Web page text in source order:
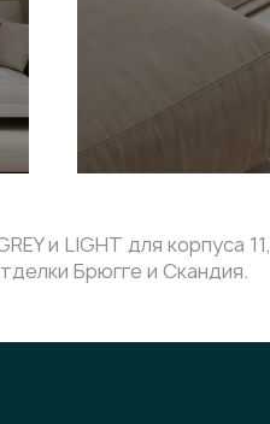
и LIGHT для корпуса 11,
Брюгге и Скандия.